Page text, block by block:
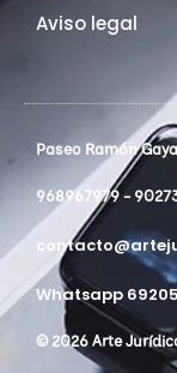
Aviso legal
Paseo Ramón
968967979 -
Whatsapp
© 2026 Arte